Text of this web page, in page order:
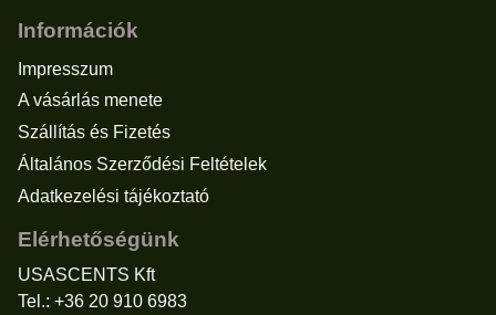
Információk
Impresszum
A vásárlás menete
Szállítás és Fizetés
Általános Szerződési Feltételek
Adatkezelési tájékoztató
Elérhetőségünk
USASCENTS Kft
Tel.: +36 20 910 6983